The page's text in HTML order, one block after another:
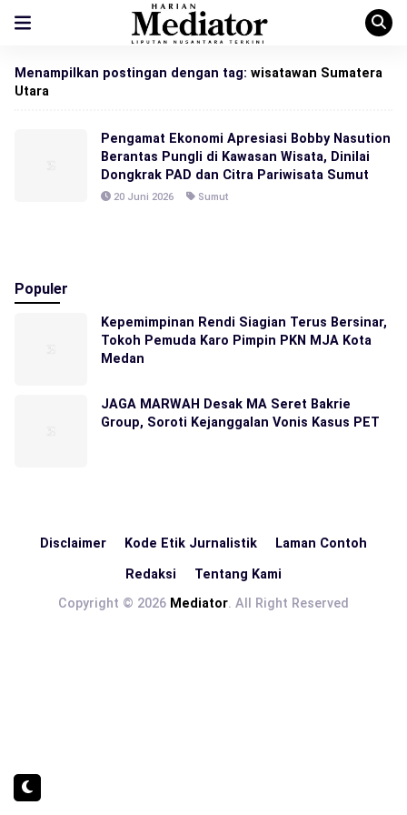
Menampilkan postingan dengan tag: wisatawan Sumatera
Utara
Pengamat Ekonomi Apresiasi Bobby Nasution
Berantas Pungli di Kawasan Wisata, Dinilai
Dongkrak PAD dan Citra Pariwisata Sumut
20 Juni 2026 Sumut
Populer
Kepemimpinan Rendi Siagian Terus Bersinar,
Tokoh Pemuda Karo Pimpin PKN MJA Kota
Medan
JAGA MARWAH Desak MA Seret Bakrie
Group, Soroti Kejanggalan Vonis Kasus PET
Disclaimer Kode Etik Jurnalistik Laman Contoh
Redaksi
Tentang Kami
Copyright © 2026 Mediator. All Right Reserved